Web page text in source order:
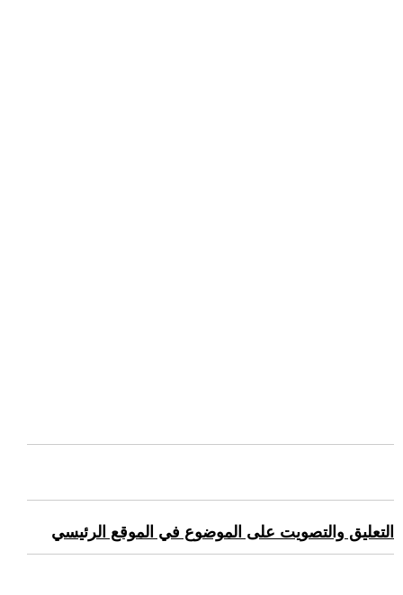
التعليق والتصويت على الموضوع في الموقع الرئيسي